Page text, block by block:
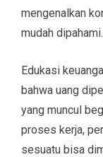
mengenalkan
mudah dipahami.
Edukasi
bahwa uang
yang muncul
proses kerja,
sesuatu bisa